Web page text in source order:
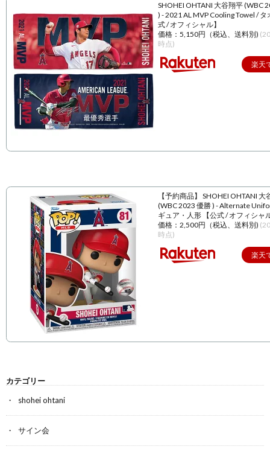
SHOHEI OHTANI 大谷翔平 (WBC
) - 2021 AL MVP Cooling Towel / タ
式 / オフィシャル】
価格：5,150円（税込、送料別)
時点)
楽天
【予約商品】 SHOHEI OHTANI 大
(WBC 2023 優勝 ) - Alternate
ギュア・人形 【公式 / オフィシャ
価格：2,500円（税込、送料別)
時点)
楽天
カテゴリー
shohei ohtani
サイン会